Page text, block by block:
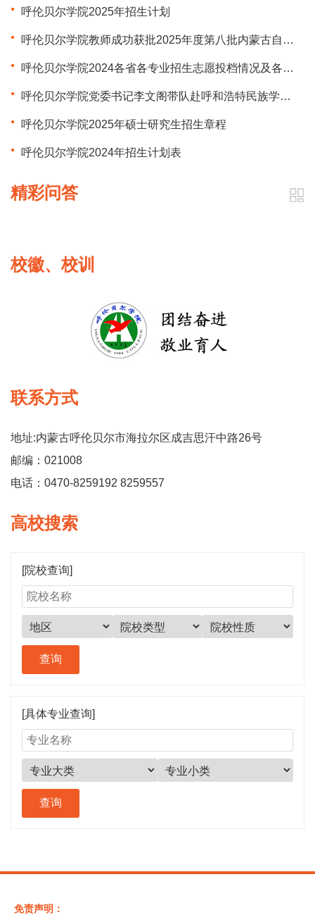
呼伦贝尔学院2025年招生计划
呼伦贝尔学院教师成功获批2025年度第八批内蒙古自治区科技创新发展专项资金项目
呼伦贝尔学院2024各省各专业招生志愿投档情况及各专业分数线
呼伦贝尔学院党委书记李文阁带队赴呼和浩特民族学院调研
呼伦贝尔学院2025年硕士研究生招生章程
呼伦贝尔学院2024年招生计划表
精彩问答
校徽、校训
联系方式
地址:内蒙古呼伦贝尔市海拉尔区成吉思汗中路26号
邮编：021008
电话：0470-8259192 8259557
高校搜索
[院校查询]
[具体专业查询]
免责声明：